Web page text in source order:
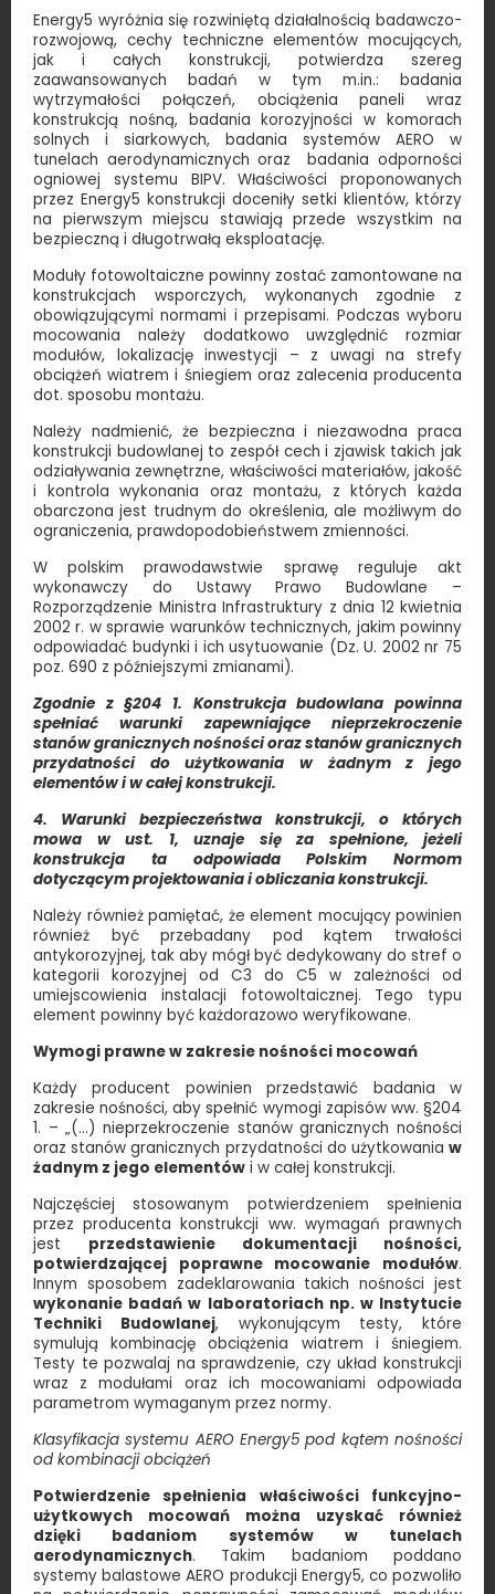
Energy5 wyróżnia się rozwiniętą działalnością badawczo-
rozwojową, cechy techniczne elementów mocujących,
jak i całych konstrukcji, potwierdza szereg
zaawansowanych badań w tym m.in.: badania
wytrzymałości połączeń, obciążenia paneli wraz
konstrukcją nośną, badania korozyjności w komorach
solnych i siarkowych, badania systemów AERO w
tunelach aerodynamicznych oraz badania odporności
ogniowej systemu BIPV. Właściwości proponowanych
przez Energy5 konstrukcji doceniły setki klientów, którzy
na pierwszym miejscu stawiają przede wszystkim na
bezpieczną i długotrwałą eksploatację.
Moduły fotowoltaiczne powinny zostać zamontowane na
konstrukcjach wsporczych, wykonanych zgodnie z
obowiązującymi normami i przepisami. Podczas wyboru
mocowania należy dodatkowo uwzględnić rozmiar
modułów, lokalizację inwestycji – z uwagi na strefy
obciążeń wiatrem i śniegiem oraz zalecenia producenta
dot. sposobu montażu.
Należy nadmienić, że bezpieczna i niezawodna praca
konstrukcji budowlanej to zespół cech i zjawisk takich jak
odziaływania zewnętrzne, właściwości materiałów, jakość
i kontrola wykonania oraz montażu, z których każda
obarczona jest trudnym do określenia, ale możliwym do
ograniczenia, prawdopodobieństwem zmienności.
W polskim prawodawstwie sprawę reguluje akt
wykonawczy do Ustawy Prawo Budowlane –
Rozporządzenie Ministra Infrastruktury z dnia 12 kwietnia
2002 r. w sprawie warunków technicznych, jakim powinny
odpowiadać budynki i ich usytuowanie (Dz. U. 2002 nr 75
poz. 690 z późniejszymi zmianami).
Zgodnie z §204 1. Konstrukcja budowlana powinna
spełniać warunki zapewniające nieprzekroczenie
stanów granicznych nośności oraz stanów granicznych
przydatności do użytkowania w żadnym z jego
elementów i w całej konstrukcji.
4. Warunki bezpieczeństwa konstrukcji, o których
mowa w ust. 1, uznaje się za spełnione, jeżeli
konstrukcja ta odpowiada Polskim Normom
dotyczącym projektowania i obliczania konstrukcji.
Należy również pamiętać, że element mocujący powinien
również być przebadany pod kątem trwałości
antykorozyjnej, tak aby mógł być dedykowany do stref o
kategorii korozyjnej od C3 do C5 w zależności od
umiejscowienia instalacji fotowoltaicznej. Tego typu
element powinny być każdorazowo weryfikowane.
Wymogi prawne w zakresie nośności mocowań
Każdy producent powinien przedstawić badania w
zakresie nośności, aby spełnić wymogi zapisów ww. §204
1. – „(…) nieprzekroczenie stanów granicznych nośności
oraz stanów granicznych przydatności do użytkowania w
żadnym z jego elementów i w całej konstrukcji.
Najczęściej stosowanym potwierdzeniem spełnienia
przez producenta konstrukcji ww. wymagań prawnych
jest przedstawienie dokumentacji nośności,
potwierdzającej poprawne mocowanie modułów.
Innym sposobem zadeklarowania takich nośności jest
wykonanie badań w laboratoriach np. w Instytucie
Techniki Budowlanej, wykonującym testy, które
symulują kombinację obciążenia wiatrem i śniegiem.
Testy te pozwalaj na sprawdzenie, czy układ konstrukcji
wraz z modułami oraz ich mocowaniami odpowiada
parametrom wymaganym przez normy.
Klasyfikacja systemu AERO Energy5 pod kątem nośności
od kombinacji obciążeń
Potwierdzenie spełnienia właściwości funkcyjno-
użytkowych mocowań można uzyskać również
dzięki badaniom systemów w tunelach
aerodynamicznych. Takim badaniom poddano
systemy balastowe AERO produkcji Energy5, co pozwoliło